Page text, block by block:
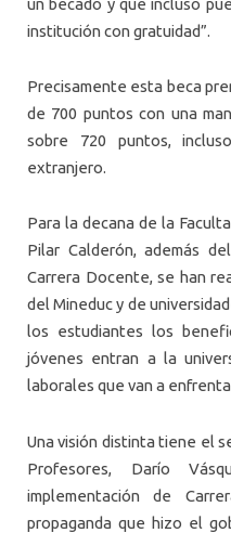
institución con gratuidad”.
Precisamente esta beca
de 700 puntos con una
sobre 720 puntos,
extranjero.
Para la decana de la
Pilar Calderón, además
Carrera Docente, se han
del Mineduc y de
los estudiantes los
jóvenes entran a la
laborales que van a
Una visión distinta tiene el
Profesores, Darío
implementación de
propaganda que hizo el